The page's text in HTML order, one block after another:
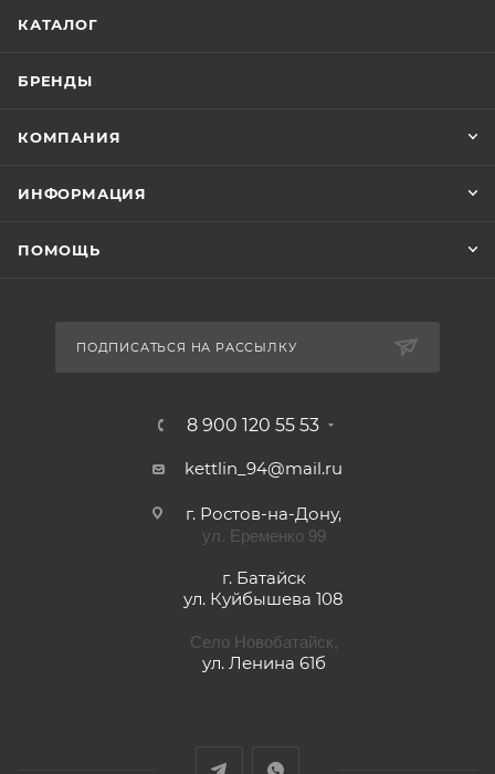
КАТАЛОГ
БРЕНДЫ
КОМПАНИЯ
ИНФОРМАЦИЯ
ПОМОЩЬ
ПОДПИСАТЬСЯ НА РАССЫЛКУ
8 900 120 55 53
kettlin_94@mail.ru
г. Ростов-на-Дону,
ул. Еременко 99
г. Батайск
ул. Куйбышева 108
Село Новобатайск,
ул. Ленина 61б